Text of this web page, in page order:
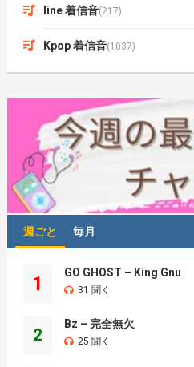
line 着信音(217)
Kpop 着信音(1037)
週ごと 毎月
1
GO GHOST – King Gnu
31 聞く
2
Bz – 完全無欠
25 聞く